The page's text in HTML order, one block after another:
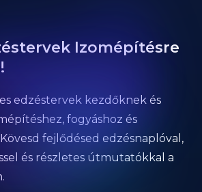
Izomépítésre
edzéstervek kezdőknek és
fogyáshoz és
fejlődésed edzésnaplóval,
és részletes útmutatókkal a